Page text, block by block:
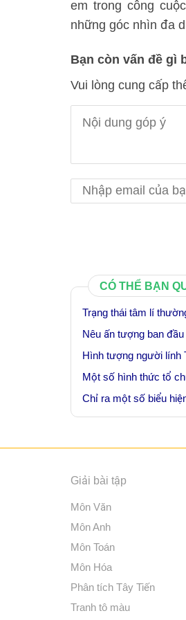
em trong công
những góc nhìn đa
Bạn còn vấn đề gì
Vui lòng cung cấp
CÓ THỂ BẠN
Trạng thái tâm lí
Nêu ấn tượng ban
Hình tượng người lính
Một số hình thức tổ
Chỉ ra một số biểu
Giải bài tập
Môn Văn
Môn Anh
Môn Toán
Môn Hóa
Phân tích Tây Tiến
Tranh tô màu